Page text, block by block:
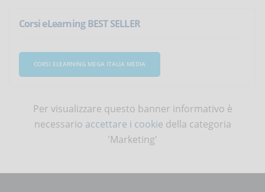
Corsi eLearning BEST SELLER
CORSI ELEARNING MEGA ITALIA MEDIA
Per visualizzare questo banner informativo è
necessario accettare i cookie della categoria
'Marketing'